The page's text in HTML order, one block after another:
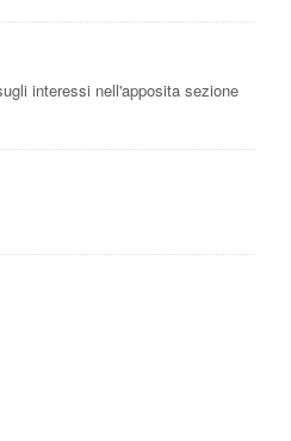
interessi nell'apposita sezione